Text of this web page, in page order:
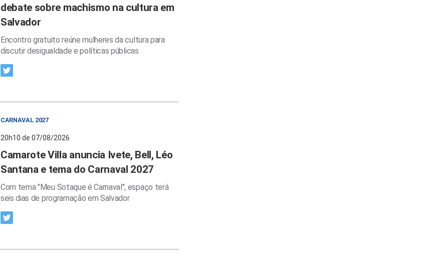
debate sobre machismo na cultura em
Salvador
Encontro gratuito reúne mulheres da cultura para
discutir desigualdade e políticas públicas
CARNAVAL 2027
20h10 de 07/08/2026
Camarote Villa anuncia Ivete, Bell, Léo
Santana e tema do Carnaval 2027
Com tema "Meu Sotaque é Carnaval", espaço terá
seis dias de programação em Salvador